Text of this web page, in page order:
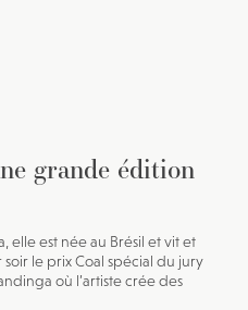
grande édition
elle est née au Brésil et vit et
soir le prix Coal spécial du jury
où l’artiste crée des